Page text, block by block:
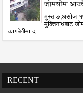
जोमसोम आउदै
मुस्ताङ,असोज
मुक्तिनाथबाट
कागबेनीमा द...
RECENT